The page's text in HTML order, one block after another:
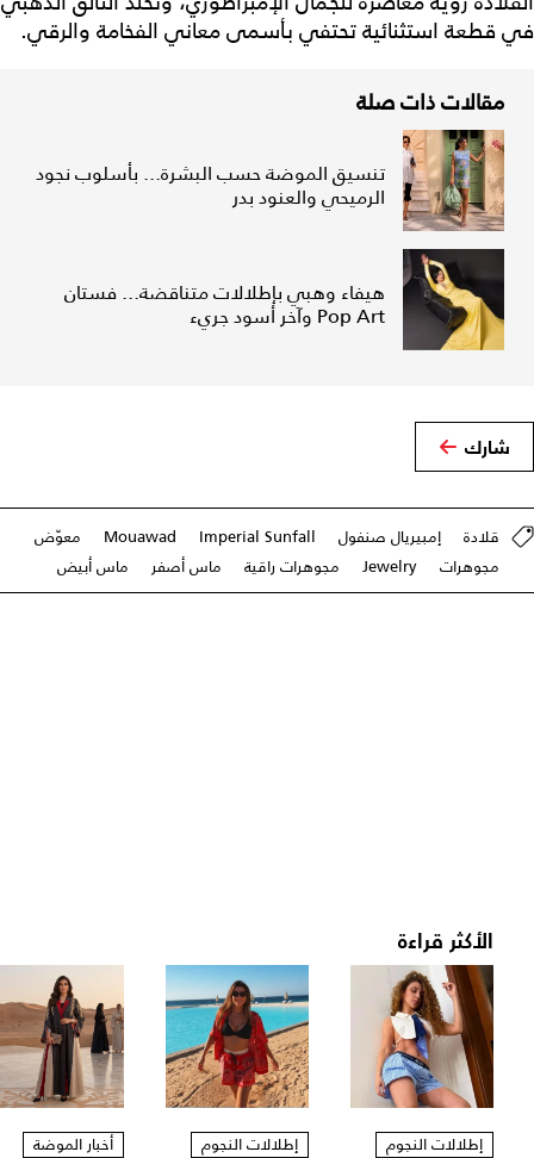
في قطعة استثنائية تحتفي بأسمى معاني الفخامة والرقي.
مقالات ذات صلة
تنسيق الموضة حسب البشرة... بأسلوب نجود
الرميحي والعنود بدر
هيفاء وهبي بإطلالات متناقضة... فستان
Pop Art وآخر أسود جريء
شارك
قلادة إمبيريال صنفول Imperial Sunfall
Mouawad
معوّض
مجوهرات
Jewelry مجوهرات راقية ماس أصفر ماس أبيض
الأكثر قراءة
إطلالات النجوم إطلالات النجوم أخبار الموضة